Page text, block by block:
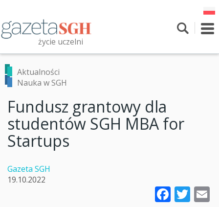
treści
życie uczelni
Przeszukaj witrynę
Aktualności
Nauka w SGH
Fundusz grantowy dla
studentów SGH MBA for
Startups
Gazeta SGH
19.10.2022